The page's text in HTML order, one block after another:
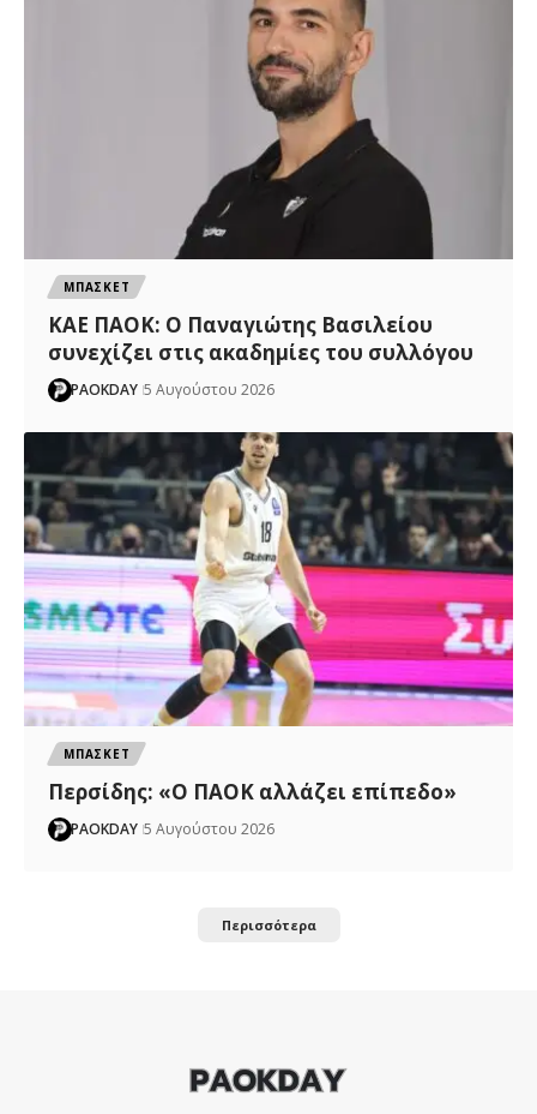
ΜΠΑΣΚΕΤ
ΚΑΕ ΠΑΟΚ: Ο Παναγιώτης Βασιλείου
συνεχίζει στις ακαδημίες του συλλόγου
PAOKDAY 5 Αυγούστου 2026
ΜΠΑΣΚΕΤ
Περσίδης: «Ο ΠΑΟΚ αλλάζει επίπεδο»
PAOKDAY 5 Αυγούστου 2026
Περισσότερα